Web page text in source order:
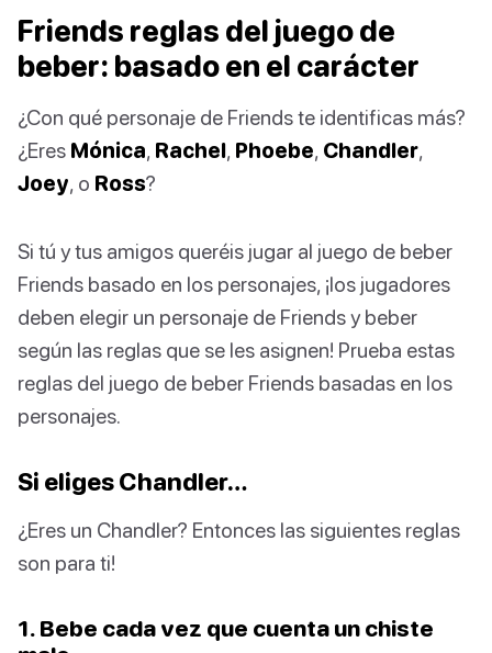
Friends reglas del juego de
beber: basado en el carácter
¿Con qué personaje de Friends te identificas más?
¿Eres Mónica, Rachel, Phoebe, Chandler,
Joey, o Ross?
Si tú y tus amigos queréis jugar al juego de beber
Friends basado en los personajes, ¡los jugadores
deben elegir un personaje de Friends y beber
según las reglas que se les asignen! Prueba estas
reglas del juego de beber Friends basadas en los
personajes.
Si eliges Chandler…
¿Eres un Chandler? Entonces las siguientes reglas
son para ti!
1. Bebe cada vez que cuenta un chiste